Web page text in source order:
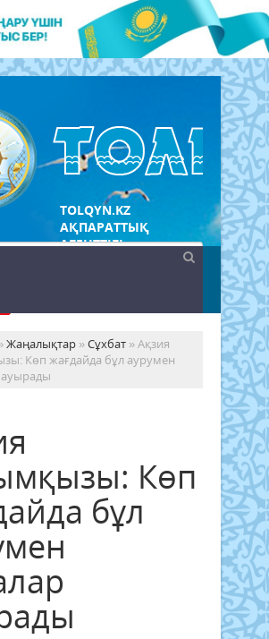
TOLQYN.KZ
АҚПАРАТТЫҚ
АГЕНТТІГІ
Жаңалықтар »Сұхбат » Ақзия
Көп жағдайда бұл аурумен
Көп
бұл